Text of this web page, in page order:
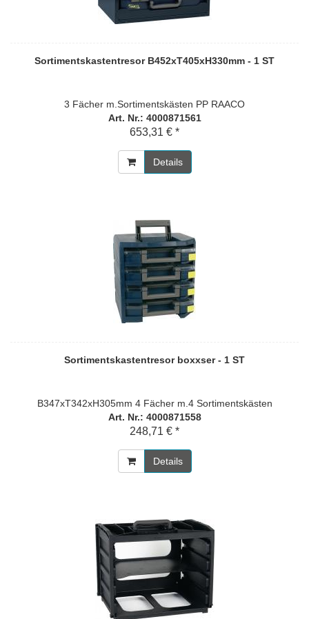
Sortimentskastentresor B452xT405xH330mm - 1 ST
3 Fächer m.Sortimentskästen PP RAACO
Art. Nr.: 4000871561
653,31 € *
Details
Sortimentskastentresor boxxser - 1 ST
B347xT342xH305mm 4 Fächer m.4 Sortimentskästen
Art. Nr.: 4000871558
248,71 € *
Details